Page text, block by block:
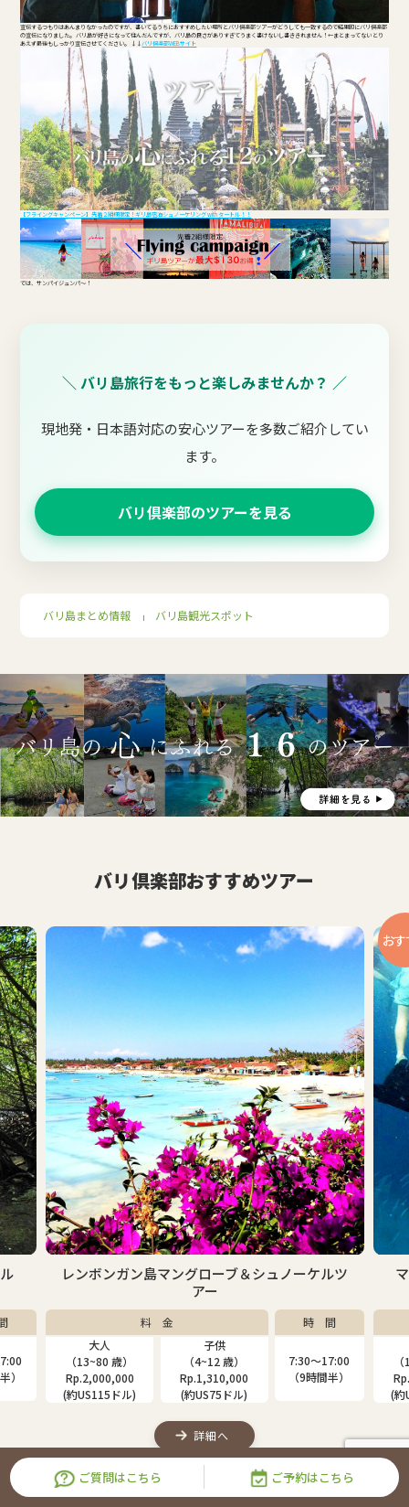
宣伝するつもりはあんまりなかったのですが、書いてるうちにおすすめしたい場所とバリ倶楽部ツアーがどうしても一致するので結果的にバリ倶楽部
の宣伝になりました。 バリ島が好きになって住んだんですが、バリ島の良さがありすぎてうまく書けないし書ききれません！←まとまってない とり
あえず最後もしっかり宣伝させてください。 ↓↓バリ倶楽部WEBサイト
【フライングキャンペーン】先着２組様限定！ギリ島宿泊シュノーケリング with タートル！！
では、サンパイジュンパ～！
＼ バリ島旅行をもっと楽しみませんか？ ／
現地発・日本語対応の安心ツアーを多数ご紹介してい
ます。
バリ倶楽部のツアーを見る
バリ島まとめ情報 ｜ バリ島観光スポット
バリ倶楽部おすすめツアー
シュノーケルツ
7:30〜17:00
（9時間半）
おすすめ
マンタに逢える！？レンボンガン島＆ペ
島シュノーケリングツアー
（13~80 歳）
Rp.3,220,000
(約US185ドル)
（9~12 歳）
Rp.2,520,000
7:30
（9
ご質問はこちら ご予約はこちら